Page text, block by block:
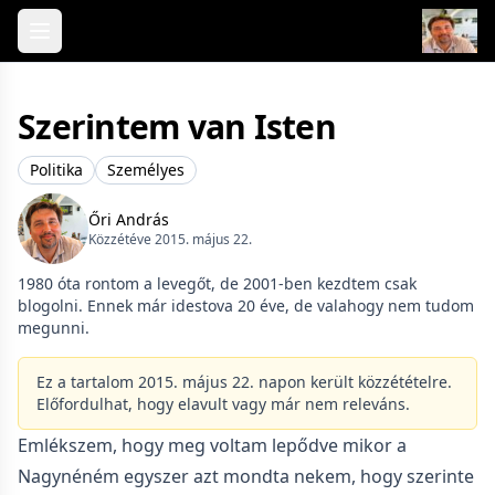
Skip to content
Szerintem van Isten
Politika Személyes
Őri András
Közzétéve 2015. május 22.
1980 óta rontom a levegőt, de 2001-ben kezdtem csak
blogolni. Ennek már idestova 20 éve, de valahogy nem tudom
megunni.
Ez a tartalom 2015. május 22. napon került közzétételre.
Előfordulhat, hogy elavult vagy már nem releváns.
Emlékszem, hogy meg voltam lepődve mikor a
Nagynéném egyszer azt mondta nekem, hogy szerinte